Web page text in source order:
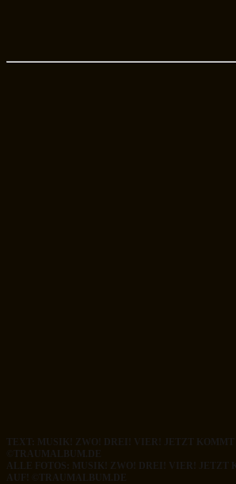
TEXT: MUSIK! ZWO! DREI! VIER! JETZT KOMMT
©TRAUMALBUM.DE
ALLE FOTOS: MUSIK! ZWO! DREI! VIER! JETZT
AUF! ©TRAUMALBUM.DE